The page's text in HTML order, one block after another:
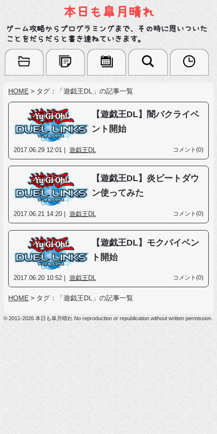
本日も皐月晴れ
ゲーム攻略からプログラミングまで、その時に思いついた
ことをだらだらと書き連ねていきます。
HOME > タグ：「遊戯王DL」の記事一覧
【遊戯王DL】闇バクライベ
ント開始
2017.06.29 12:01 | 遊戯王DL コメント(0)
【遊戯王DL】炎ビートダウ
ン使ってみた
2017.06.21 14:20 | 遊戯王DL コメント(0)
【遊戯王DL】モクバイベン
ト開始
2017.06.20 10:52 | 遊戯王DL コメント(0)
HOME > タグ：「遊戯王DL」の記事一覧
© 2011-2026 本日も皐月晴れ No reproduction or republication without written permission.